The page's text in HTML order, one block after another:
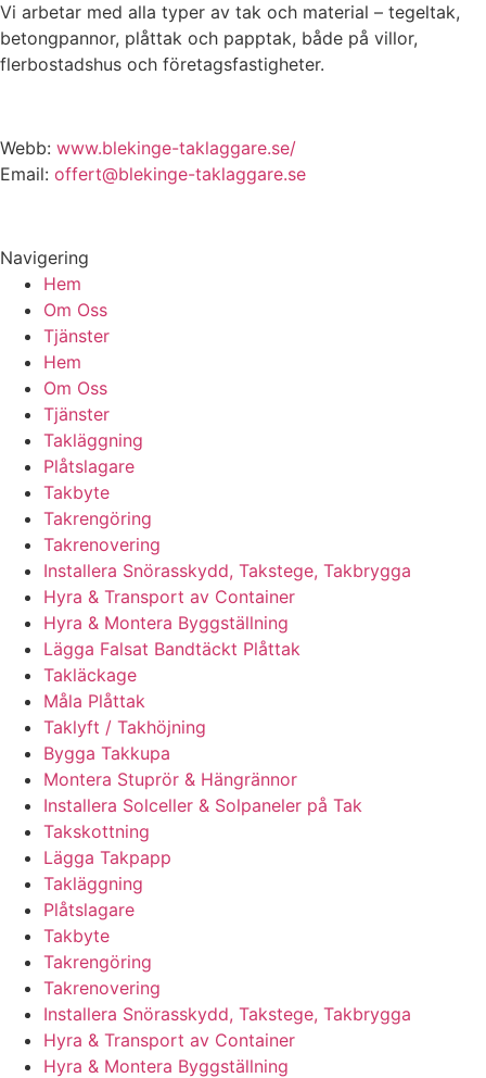
Vi arbetar med alla typer av tak och material – tegeltak,
betongpannor, plåttak och papptak, både på villor,
flerbostadshus och företagsfastigheter.
Webb: www.blekinge-taklaggare.se/
Email: offert@blekinge-taklaggare.se
Navigering
Hem
Om Oss
Tjänster
Hem
Om Oss
Tjänster
Takläggning
Plåtslagare
Takbyte
Takrengöring
Takrenovering
Installera Snörasskydd, Takstege, Takbrygga
Hyra & Transport av Container
Hyra & Montera Byggställning
Lägga Falsat Bandtäckt Plåttak
Takläckage
Måla Plåttak
Taklyft / Takhöjning
Bygga Takkupa
Montera Stuprör & Hängrännor
Installera Solceller & Solpaneler på Tak
Takskottning
Lägga Takpapp
Takläggning
Plåtslagare
Takbyte
Takrengöring
Takrenovering
Installera Snörasskydd, Takstege, Takbrygga
Hyra & Transport av Container
Hyra & Montera Byggställning